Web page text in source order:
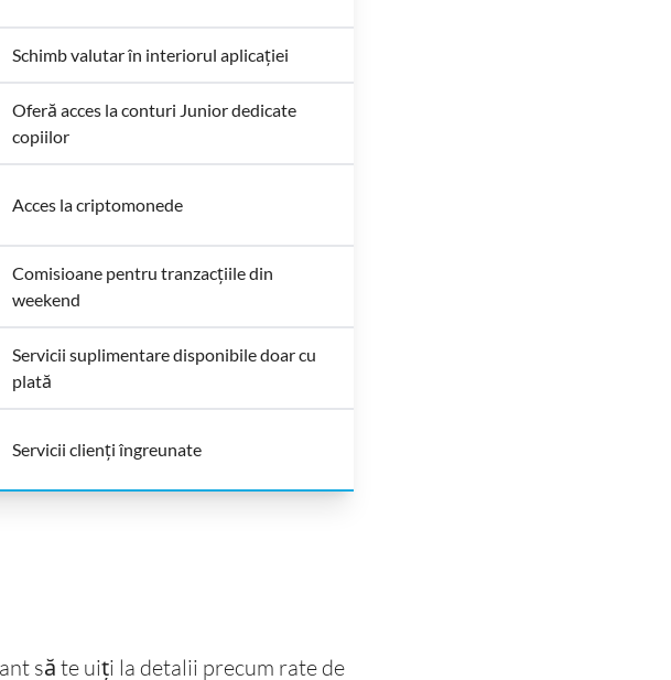
Schimb valutar în interiorul aplicației
Oferă acces la conturi Junior dedicate
copiilor
Acces la criptomonede
Comisioane pentru tranzacțiile din
weekend
Servicii suplimentare disponibile doar cu
plată
Servicii clienți îngreunate
să te uiți la detalii precum rate de